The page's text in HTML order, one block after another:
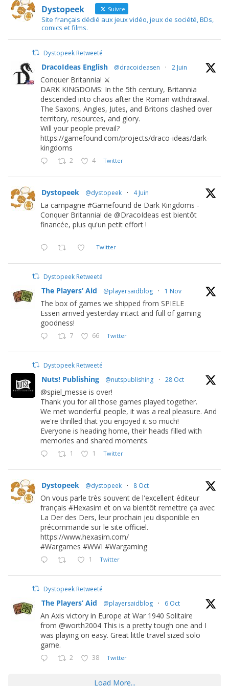
Dystopeek Suivre
Site français dédié aux jeux vidéo, jeux de société, BDs,
comics et films.
Dystopeek Retweeté
DracoIdeas English @dracoideasen · 2 Juin
Conquer Britannia! ⚔️
DARK KINGDOMS: In the 5th century, Britannia
descended into chaos after the Roman withdrawal.
The Saxons, Angles, Jutes, and Britons clashed over
territory, resources, and glory.
Will your people prevail?
https://gamefound.com/projects/draco-ideas/dark-
kingdoms
2 4 Twitter
Dystopeek @dystopeek · 4 Juin
La campagne #Gamefound de Dark Kingdoms -
Conquer Britannia! de @DracoIdeas est bientôt
financée, plus qu'un petit effort !
Twitter
Dystopeek Retweeté
The Players’ Aid @playersaidblog · 1 Nov
The box of games we shipped from SPIELE
Essen arrived yesterday intact and full of gaming
goodness!
7 66 Twitter
Dystopeek Retweeté
Nuts! Publishing @nutspublishing · 28 Oct
@spiel_messe is over!
Thank you for all those games played together.
We met wonderful people, it was a real pleasure. And
we're thrilled that you enjoyed it so much!
Everyone is heading home, their heads filled with
memories and shared moments.
1 1 Twitter
Dystopeek @dystopeek · 8 Oct
On vous parle très souvent de l'excellent éditeur
français #Hexasim et on va bientôt remettre ça avec
La Der des Ders, leur prochain jeu disponible en
précommande sur le site officiel.
https://www.hexasim.com/
#Wargames #WWI #Wargaming
1 Twitter
Dystopeek Retweeté
The Players’ Aid @playersaidblog · 6 Oct
An Axis victory in Europe at War 1940 Solitaire
from @worth2004 This is a pretty tough one and I
was playing on easy. Great little travel sized solo
game.
2 38 Twitter
Load More...